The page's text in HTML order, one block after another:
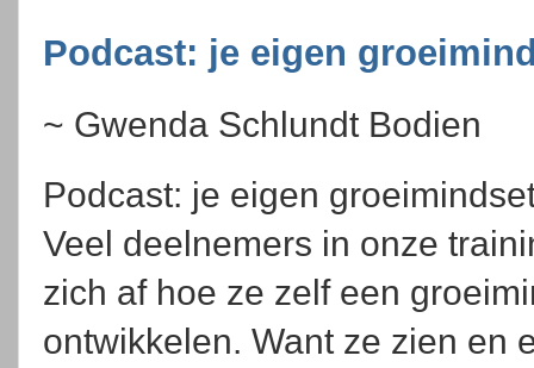
Podcast: je eigen
~ Gwenda Schlundt Bodien
Podcast: je eigen
Veel deelnemers in onze
zich af hoe ze zelf een
ontwikkelen. Want ze zien en